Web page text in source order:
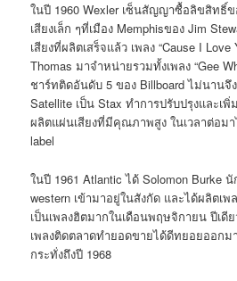
ในปี 1960 Wexler เซ็นสัญญาซื้อลิขสิทธิ์
เสียงเล็ก ๆที่เมือง Memphisของ Jim
เสียงที่ผลิตเสร็จแล้ว เพลง “Cause I Love
Thomas มาจำหน่ายรวมทั้งเพลง “Gee
ชาร์ทติดอันดับ 5 ของ Billboard ไม่นานจึ
Satellite เป็น Stax ทำการปรับปรุงและเ
ผลิตแผ่นเสียงที่มีคุณภาพสูง ในเวลาต่อม
label
ในปี 1961 Atlantic ได้ Solomon Burke
western เข้ามาอยู่ในสังกัด และได้ผลิตเพ
เป็นเพลงฮิตมากในเดือนพฤษจิกายน ปีเ
เพลงติดตลาดทำยอดขายได้ดีทยอยออกม
กระทั่งถึงปี 1968